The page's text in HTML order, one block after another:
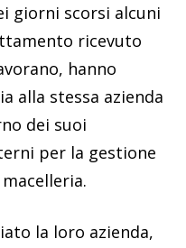
giorni scorsi alcuni
ricevuto
hanno
alla stessa azienda
dei suoi
per la gestione
la loro azienda,